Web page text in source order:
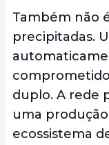
Também não
precipitadas.
duplo. A rede
uma
ecossistema